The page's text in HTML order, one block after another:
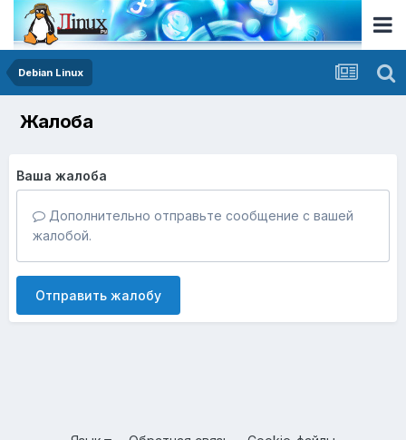
Debian Linux
Жалоба
Ваша жалоба
Дополнительно отправьте сообщение с вашей
жалобой.
Отправить жалобу